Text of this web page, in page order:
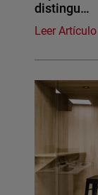
distingu…
Leer Artículo